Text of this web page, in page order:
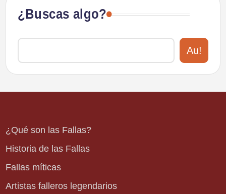
¿Buscas algo?
Au!
¿Qué son las Fallas?
Historia de las Fallas
Fallas míticas
Artistas falleros legendarios